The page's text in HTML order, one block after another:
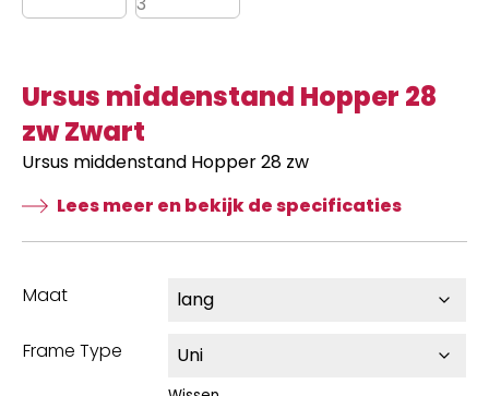
Ursus middenstand Hopper 28
zw Zwart
Ursus middenstand Hopper 28 zw
Lees meer en bekijk de specificaties
Maat
Frame Type